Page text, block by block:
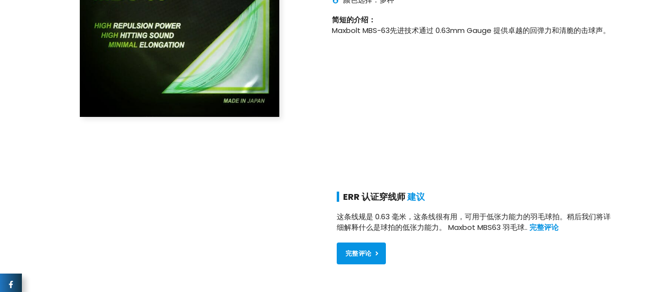
简短的介绍：
Maxbolt MBS-63先进技术通过 0.63mm Gauge 提供卓越的回弹力和清脆的击球声。
ERR 认证穿线师建议
这条线规是 0.63 毫米，这条线很有用，可用于低张力能力的羽毛球拍。稍后我们将详
细解释什么是球拍的低张力能力。 Maxbot MBS63 羽毛球.. 完整评论
完整评论